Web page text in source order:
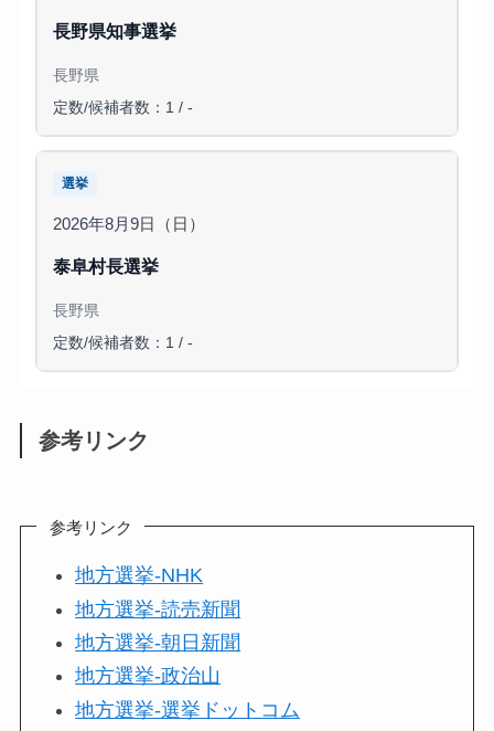
長野県知事選挙
長野県
定数/候補者数：1 / -
選挙
2026年8月9日（日）
泰阜村長選挙
長野県
定数/候補者数：1 / -
参考リンク
参考リンク
地方選挙-NHK
地方選挙-読売新聞
地方選挙-朝日新聞
地方選挙-政治山
地方選挙-選挙ドットコム